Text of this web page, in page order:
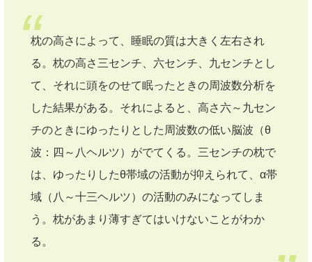
枕の高さによって、睡眠の質は大きく左右され
る。枕の高さ三センチ、六センチ、九センチとし
て、それに頭をのせて眠ったときの周波数分析を
した結果がある。それによると、高さ六～九セン
チのときにゆったりとした周波数の低い脳波（θ
波：四～八ヘルツ）がでてくる。三センチの枕で
は、ゆったりしたθ帯域の活動が抑えられて、α帯
域（八～十三ヘルツ）の活動のみになってしま
う。枕があまり薄すぎてはいけないことがわか
る。